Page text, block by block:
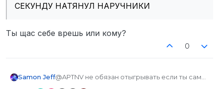
СЕКУНДУ НАТЯНУЛ НАРУЧНИКИ
Ты щас себе врешь или кому?
0
Samon Jeff@APTNV не обязан отыгрывать если ты сам